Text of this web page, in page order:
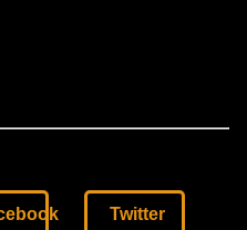
Twitter